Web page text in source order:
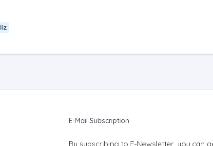
E-Mail Subscription
By subscribing to E-Newsletter, you can